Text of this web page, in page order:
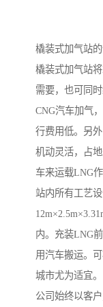
橇装式加气站
橇装式加气站
需要，也可同
CNG汽车加气
行费用低。另
机动灵活，占
车来运载LNG作
站内所有工艺
内。充装LNG
用汽车搬运。
城市尤为适宜。
公司始终以客